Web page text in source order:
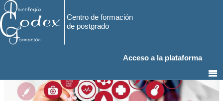
Centro de formación
de postgrado
Acceso a la plataforma